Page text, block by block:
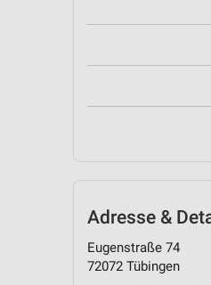
Adresse &
Eugenstraße 74
72072 Tübingen